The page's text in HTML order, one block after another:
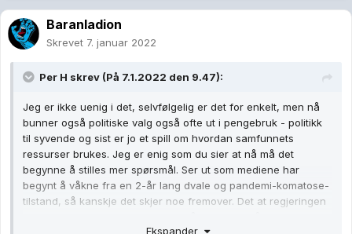
Baranladion
Skrevet 7. januar 2022
Per H skrev (På 7.1.2022 den 9.47):
Jeg er ikke uenig i det, selvfølgelig er det for enkelt, men nå
bunner også politiske valg også ofte ut i pengebruk - politikk
til syvende og sist er jo et spill om hvordan samfunnets
ressurser brukes. Jeg er enig som du sier at nå må det
begynne å stilles mer spørsmål. Ser ut som mediene har
begynt å våkne fra en 2-år lang dvale og pandemi-komatose-
tilstand, så kanskje det skjer noe fremover. Det at regjeringen
Ekspander